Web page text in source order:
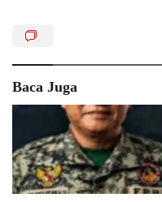
Baca Juga